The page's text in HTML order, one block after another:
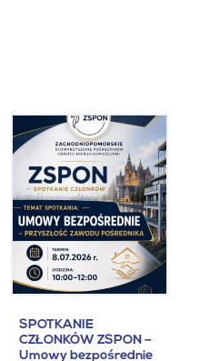
SPOTKANIE
CZŁONKÓW ZSPON –
Umowy bezpośrednie